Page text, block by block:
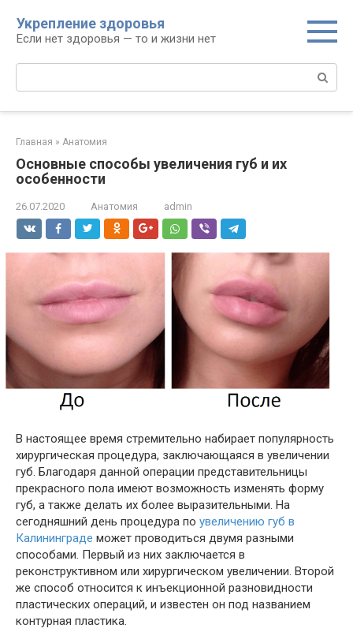
контенту
Укрепление здоровья
Если нет здоровья — то и жизни нет
Поиск:
Главная » Анатомия
Основные способы увеличения губ и их
особенности
26.07.2020 Анатомия admin
В настоящее время стремительно набирает популярность
хирургическая процедура, заключающаяся в увеличении
губ. Благодаря данной операции представительницы
прекрасного пола имеют возможность изменять форму
губ, а также делать их более выразительными. На
сегодняшний день процедура по увеличению губ в
Калининграде может проводиться двумя разными
способами. Первый из них заключается в
реконструктивном или хирургическом увеличении. Второй
же способ относится к инъекционной разновидности
пластических операций, и известен он под названием
контурная пластика.